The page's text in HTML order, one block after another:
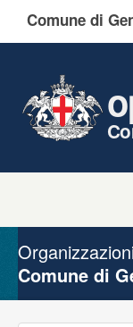
Comune di
Gruppi
Comune di